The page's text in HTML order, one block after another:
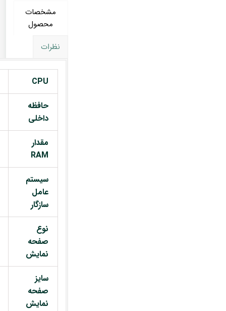
مشخصات
محصول
نظرات
CPU
حافظه
داخلی
مقدار
RAM
سیستم
عامل
سازگار
نوع
صفحه
نمایش
سایز
صفحه
نمایش